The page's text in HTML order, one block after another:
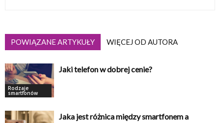
POWIĄZANE ARTYKUŁY WIĘCEJ OD AUTORA
Rodzaje
smartfonów
Jaki telefon w dobrej cenie?
Jaka jest różnica między smartfonem a